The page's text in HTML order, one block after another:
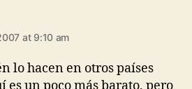
at 9:10 am
lo hacen en otros países
es un poco más barato, pero